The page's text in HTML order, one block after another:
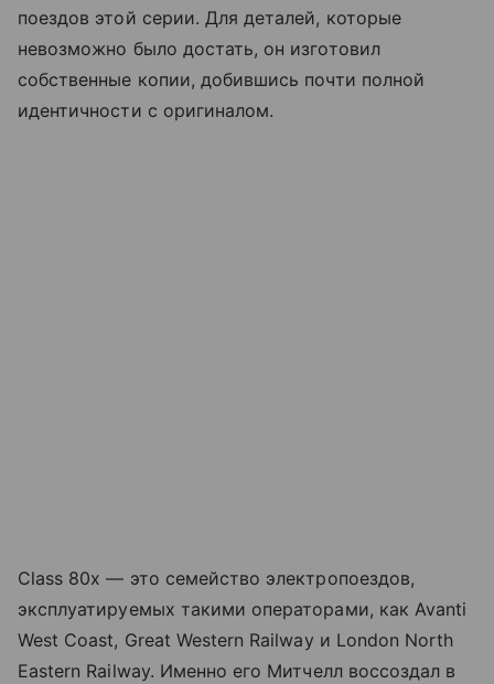
поездов этой серии. Для деталей, которые
невозможно было достать, он изготовил
собственные копии, добившись почти полной
идентичности с оригиналом.
Class 80x — это семейство электропоездов,
эксплуатируемых такими операторами, как Avanti
West Coast, Great Western Railway и London North
Eastern Railway. Именно его Митчелл воссоздал в